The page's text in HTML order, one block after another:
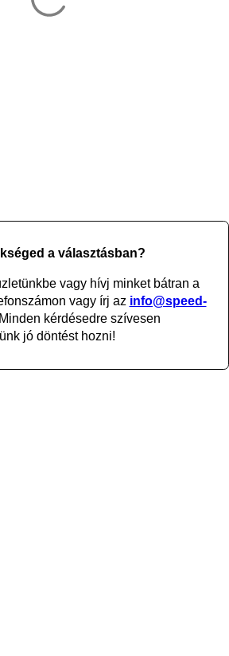
a választásban?
vagy hívj minket bátran a
vagy írj az info@speed-
kérdésedre szívesen
jó döntést hozni!